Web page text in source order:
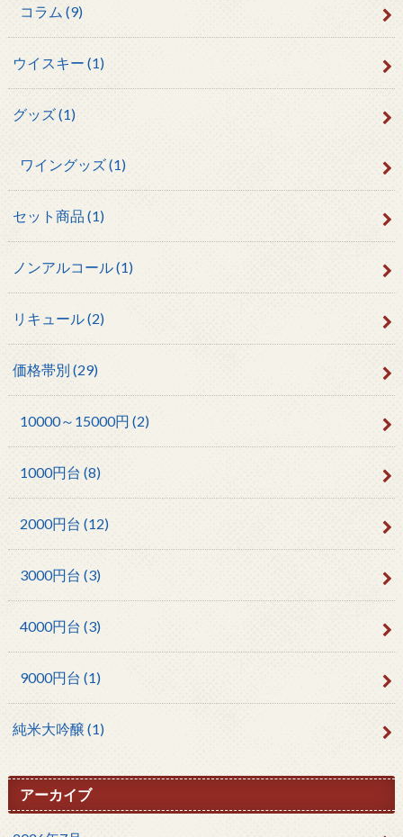
コラム (9)
ウイスキー (1)
グッズ(1)
ワイングッズ(1)
セット商品 (1)
ノンアルコール(1)
リキュール(2)
価格帯別 (29)
10000～15000円 (2)
1000円台 (8)
2000円台 (12)
3000円台 (3)
4000円台 (3)
9000円台 (1)
純米大吟醸 (1)
アーカイブ